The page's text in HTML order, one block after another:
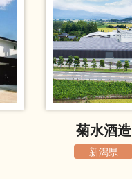
菊水酒造
新潟県